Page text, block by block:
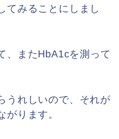
てみることにしまし
、またHbA1cを測って
うれしいので、それが
がります。